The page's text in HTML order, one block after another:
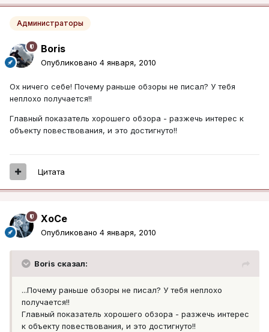
Администраторы
Boris
Опубликовано 4 января, 2010
Ох ничего себе! Почему раньше обзоры не писал? У тебя
неплохо получается!!
Главный показатель хорошего обзора - разжечь интерес к
объекту повествования, и это достигнуто!!
Цитата
XoCe
Опубликовано 4 января, 2010
Boris сказал:
...Почему раньше обзоры не писал? У тебя неплохо
получается!!
Главный показатель хорошего обзора - разжечь интерес
к объекту повествования, и это достигнуто!!